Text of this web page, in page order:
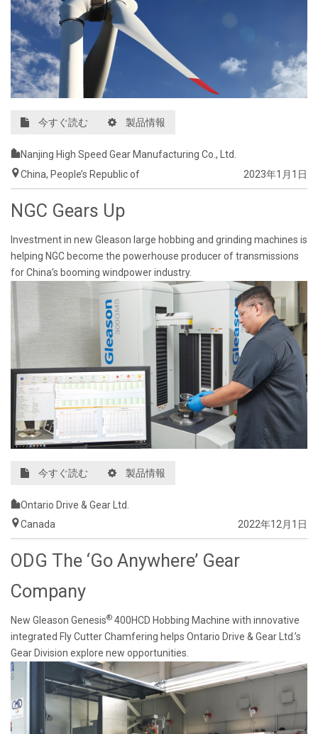
今すぐ読む 製品情報
Nanjing High Speed Gear Manufacturing Co., Ltd.
China, People’s Republic of
2023年1月1日
NGC Gears Up
Investment in new Gleason large hobbing and grinding machines is
helping NGC become the powerhouse producer of transmissions
for China’s booming windpower industry.
今すぐ読む 製品情報
Ontario Drive & Gear Ltd.
Canada
2022年12月1日
ODG The ‘Go Anywhere’ Gear
Company
New Gleason Genesis® 400HCD Hobbing Machine with innovative
integrated Fly Cutter Chamfering helps Ontario Drive & Gear Ltd.’s
Gear Division explore new opportunities.